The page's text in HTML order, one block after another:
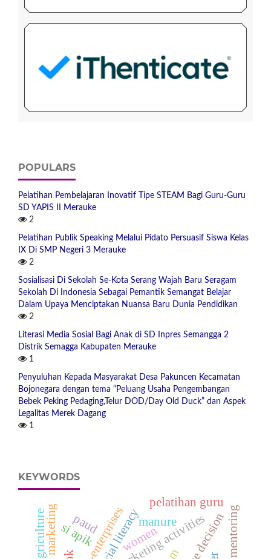
POPULARS
Pelatihan Pembelajaran Inovatif Tipe STEAM Bagi Guru-Guru
SD YAPIS II Merauke
2
Pelatihan Publik Speaking Melalui Pidato Persuasif Siswa Kelas
IX Di SMP Negeri 3 Merauke
2
Sosialisasi Di Sekolah Se-Kota Serang Wajah Baru Seragam
Sekolah Di Indonesia Sebagai Pemantik Semangat Belajar
Dalam Upaya Menciptakan Nuansa Baru Dunia Pendidikan
2
Literasi Media Sosial Bagi Anak di SD Inpres Semangga 2
Distrik Semagga Kabupaten Merauke
1
Penyuluhan Kepada Masyarakat Desa Pakuncen Kecamatan
Bojonegara dengan tema “Peluang Usaha Pengembangan
Bebek Peking Pedaging,Telur DOD/Day Old Duck” dan Aspek
Legalitas Merek Dagang
1
KEYWORDS
si apik marketing activities
pelatihan guru
paud manure
women